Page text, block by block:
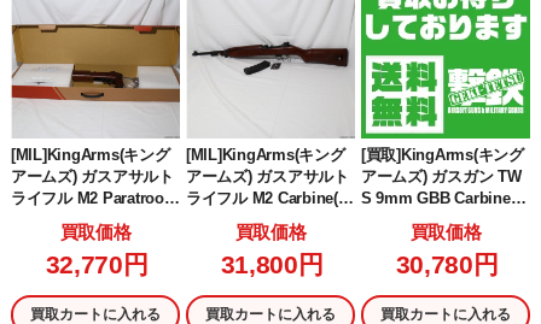
[MIL]KingArms(キング
アームズ) ガスアサルト
ライフル M2 Paratroop
er(プレデター) GBB(KA-
AG-261-WO) (18歳以上
専用)
買取価格
32,770円
買取カートに入れる
[MIL]KingArms(キング
アームズ) ガスアサルト
ライフル M2 Carbine(カ
ービン) GBB(KA-AG-26
2-WO) (18歳以上専用)
買取価格
31,800円
買取カートに入れる
[買取]KingArms(キング
アームズ) ガスガン TW
S 9mm GBB Carbine D
E(KA-GBB-24-DE) (18歳
以上専用)
買取価格
30,780円
買取カートに入れる